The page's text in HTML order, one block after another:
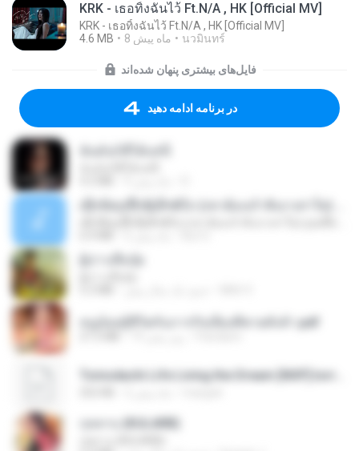
KRK - เธอทิ้งฉันไว้ Ft.N/A , HK [Official MV]
KRK - เธอทิ้งฉันไว้ Ft.N/A , HK [Official MV]
4.6 MB
8 ماه پیش นวมินทร์
فایل‌های بیشتری پنهان شده‌اند
در برنامه ادامه دهید
หนูน้อยสู้ชีวิตกับภารกิจเลี้ยงพี่ชายทั้งห้า.pdf
กุหลาบ (KULARB)